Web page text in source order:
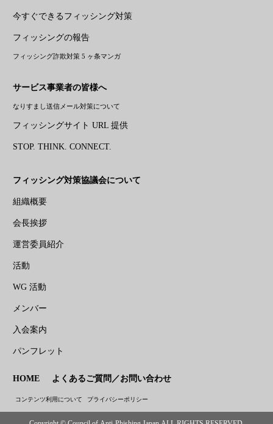
今すぐできるフィッシング対策
フィッシングの報告
フィッシング詐欺対策 5 ヶ条マンガ
サービス事業者の皆様へ
なりすまし送信メール対策について
フィッシングサイト URL 提供
STOP. THINK. CONNECT.
フィッシング対策協議会について
組織概要
会長挨拶
運営委員紹介
活動
WG 活動
メンバー
入会案内
パンフレット
HOME よくあるご質問／お問い合わせ
コンテンツ利用について プライバシーポリシー